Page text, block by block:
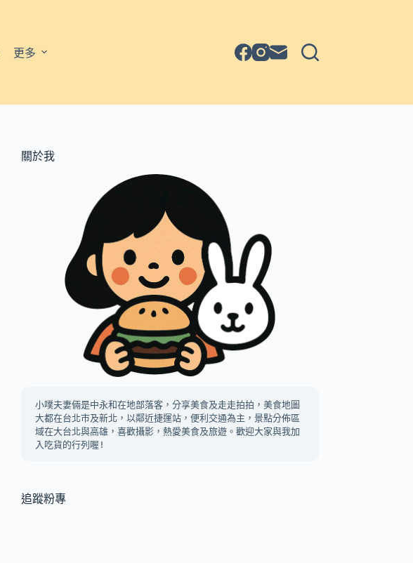
更多
關於我
小噗夫妻倆是中永和在地部落客，分享美食及走走拍拍，美食地圖
大都在台北市及新北，以鄰近捷運站，便利交通為主，景點分佈區
域在大台北與高雄，喜歡攝影，熱愛美食及旅遊。歡迎大家與我加
入吃貨的行列喔!
追蹤粉專